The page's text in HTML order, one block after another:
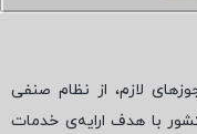
لازم، از نظام صنفی
با هدف ارایه‌ی خدمات